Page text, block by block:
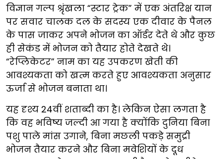
विज्ञान गल्प श्रृंखला “स्टार ट्रेक” में एक अंतरिक्ष यान
पर सवार चालक दल के सदस्य एक दीवार के पैनल
के पास जाकर अपने भोजन का ऑर्डर देते थे और कुछ
ही सेकंड में भोजन को तैयार होते देखते थे।
“रेप्लिकेटर” नाम का यह उपकरण खेती की
आवश्यकता को खत्म करते हुए आवश्यकता अनुसार
ऊर्जा से भोजन बनाता था।
यह दृश्य 24वीं शताब्दी का है। लेकिन ऐसा लगता है
कि वह भविष्य जल्दी आ गया है क्योंकि दुनिया बिना
पशु पाले मांस उगाने, बिना मछली पकड़े समुद्री
भोजन तैयार करने और बिना मवेशियों के दूध